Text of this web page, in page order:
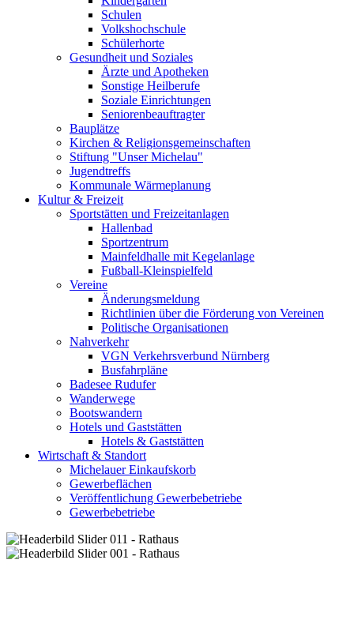
Schulen
Volkshochschule
Schülerhorte
Gesundheit und Soziales
Ärzte und Apotheken
Sonstige Heilberufe
Soziale Einrichtungen
Seniorenbeauftragter
Bauplätze
Kirchen & Religionsgemeinschaften
Stiftung "Unser Michelau"
Jugendtreffs
Kommunale Wärmeplanung
Kultur & Freizeit
Sportstätten und Freizeitanlagen
Hallenbad
Sportzentrum
Mainfeldhalle mit Kegelanlage
Fußball-Kleinspielfeld
Vereine
Änderungsmeldung
Richtlinien über die Förderung von Vereinen
Politische Organisationen
Nahverkehr
VGN Verkehrsverbund Nürnberg
Busfahrpläne
Badesee Rudufer
Wanderwege
Bootswandern
Hotels und Gaststätten
Hotels & Gaststätten
Wirtschaft & Standort
Michelauer Einkaufskorb
Gewerbeflächen
Veröffentlichung Gewerbebetriebe
Gewerbebetriebe